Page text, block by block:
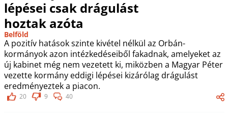
lépései csak drágulást
hoztak azóta
Belföld
A pozitív hatások szinte kivétel nélkül az Orbán-
kormányok azon intézkedéseiből fakadnak, amelyeket az
új kabinet még nem vezetett ki, miközben a Magyar Péter
vezette kormány eddigi lépései kizárólag drágulást
eredményeztek a piacon.
20 9 40